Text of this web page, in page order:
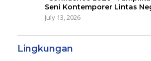
Seni Kontemporer Lintas
July 13, 2026
Lingkungan